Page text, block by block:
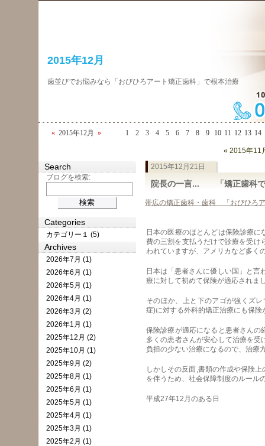
2015年12月
歯並びでお悩みなら「おびひろアート矯正歯科」で根本治療
« 2015年12月 » 1 2 3 4 5 6 7 8 9 10 11 12 13 14
2015年12月21日
院長の一言... 「矯正歯科で
帯広の矯正歯科・歯科 「おびひろ
日本の医療のほとんどは保険診療
費の三割を支払うだけで診療を受
われていますが、アメリカなど多く
日本は「患者さんに優しい国」と
療に対して初めて保険が適応されま
そのほか、上と下のアゴが強くズ
症)に対する外科的矯正治療にも保険
保険診療が適応になると患者さん
多くの患者さんが安心して治療を
負担の少ない治療になるので、治療
しかしその反面,書類の作成や保険
を伴うため、社会保障制度のルー
平成27年12月のある日
« 2015年11
Search
ブログを検索:
Categories
カテゴリー１ (5)
Archives
2026年7月 (1)
2026年6月 (1)
2026年5月 (1)
2026年4月 (1)
2026年3月 (2)
2026年1月 (1)
2025年12月 (2)
2025年10月 (1)
2025年9月 (2)
2025年8月 (1)
2025年6月 (1)
2025年5月 (1)
2025年4月 (1)
2025年3月 (1)
2025年2月 (1)